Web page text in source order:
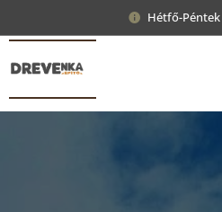
Hétfő-Péntek